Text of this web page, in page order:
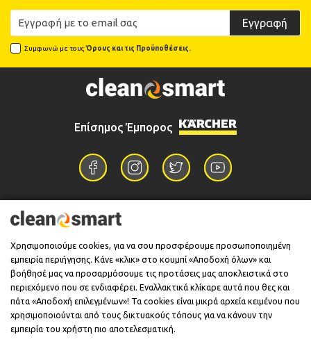
Εγγραφή
Συμφωνώ με τουςΌρους και τις Προϋποθέσεις.
Επίσημος Έμπορος
Επικοινωνία
Πληροφορίες
Υποστήριξη
Χρησιμοποιούμε cookies, για να σου προσφέρουμε προσωποποιημένη
εμπειρία περιήγησης. Κάνε «κλικ» στο κουμπί «Αποδοχή όλων» και
βοήθησέ μας να προσαρμόσουμε τις προτάσεις μας αποκλειστικά στο
περιεχόμενο που σε ενδιαφέρει. Εναλλακτικά κλίκαρε αυτά που θες και
πάτα «Αποδοχή επιλεγμένων»! Τα cookies είναι μικρά αρχεία κειμένου που
χρησιμοποιούνται από τους δικτυακούς τόπους για να κάνουν την
εμπειρία του χρήστη πιο αποτελεσματική.